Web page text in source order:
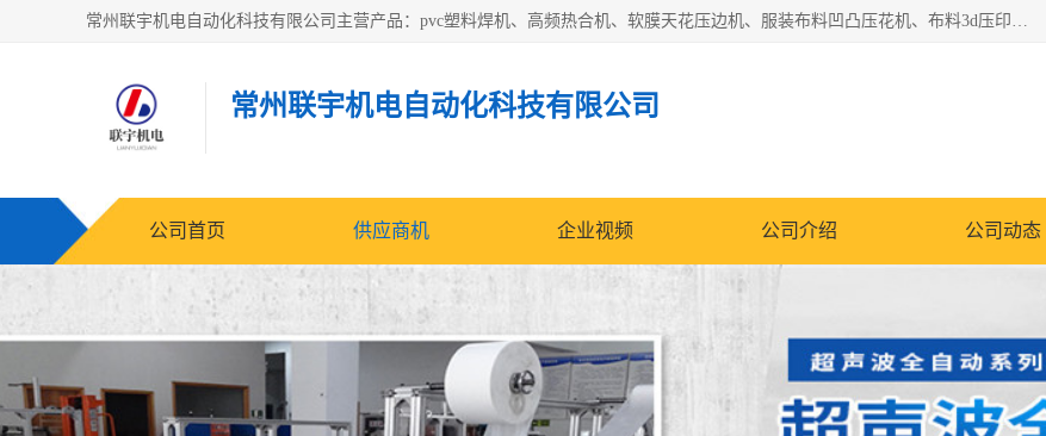
常州联宇机电自动化科技有限公司主营产品：pvc塑料焊机、高频热合机、软膜天花压边机、服装布料凹凸压花机、布料3d压印设备、服装植胶设备、超声波布料花边机、无纺布热合机、全自动压花机。
常州联宇机电自动化科技有限公司
公司首页 供应商机 企业视频 公司介绍 公司动态